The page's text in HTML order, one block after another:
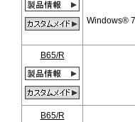
Windows®
B65/R
B65/R